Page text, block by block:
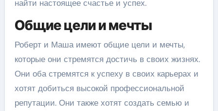
найти настоящее счастье и успех.
Общие цели и мечты
Роберт и Маша имеют общие цели и мечты,
которые они стремятся достичь в своих жизнях.
Они оба стремятся к успеху в своих карьерах и
хотят добиться высокой профессиональной
репутации. Они также хотят создать семью и